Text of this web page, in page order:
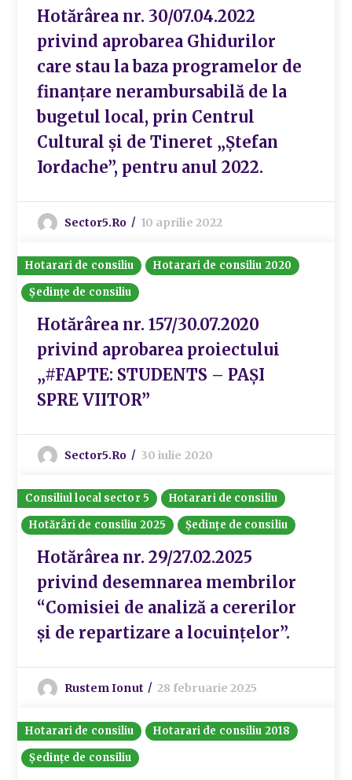
Hotărârea nr. 30/07.04.2022
privind aprobarea Ghidurilor
care stau la baza programelor de
finanțare nerambursabilă de la
bugetul local, prin Centrul
Cultural și de Tineret „Ștefan
Iordache”, pentru anul 2022.
Sector5.ro 10 aprilie 2022
Hotarari de consiliu
Hotarari de consiliu 2020
Ședințe de consiliu
Hotărârea nr. 157/30.07.2020
privind aprobarea proiectului
„#FAPTE: STUDENTS – PAȘI
SPRE VIITOR”
Sector5.ro 30 iulie 2020
Consiliul local sector 5
Hotarari de consiliu
Hotărâri de consiliu 2025
Ședințe de consiliu
Hotărârea nr. 29/27.02.2025
privind desemnarea membrilor
“Comisiei de analiză a cererilor
și de repartizare a locuințelor”.
Rustem Ionut 28 februarie 2025
Hotarari de consiliu
Hotarari de consiliu 2018
Ședințe de consiliu